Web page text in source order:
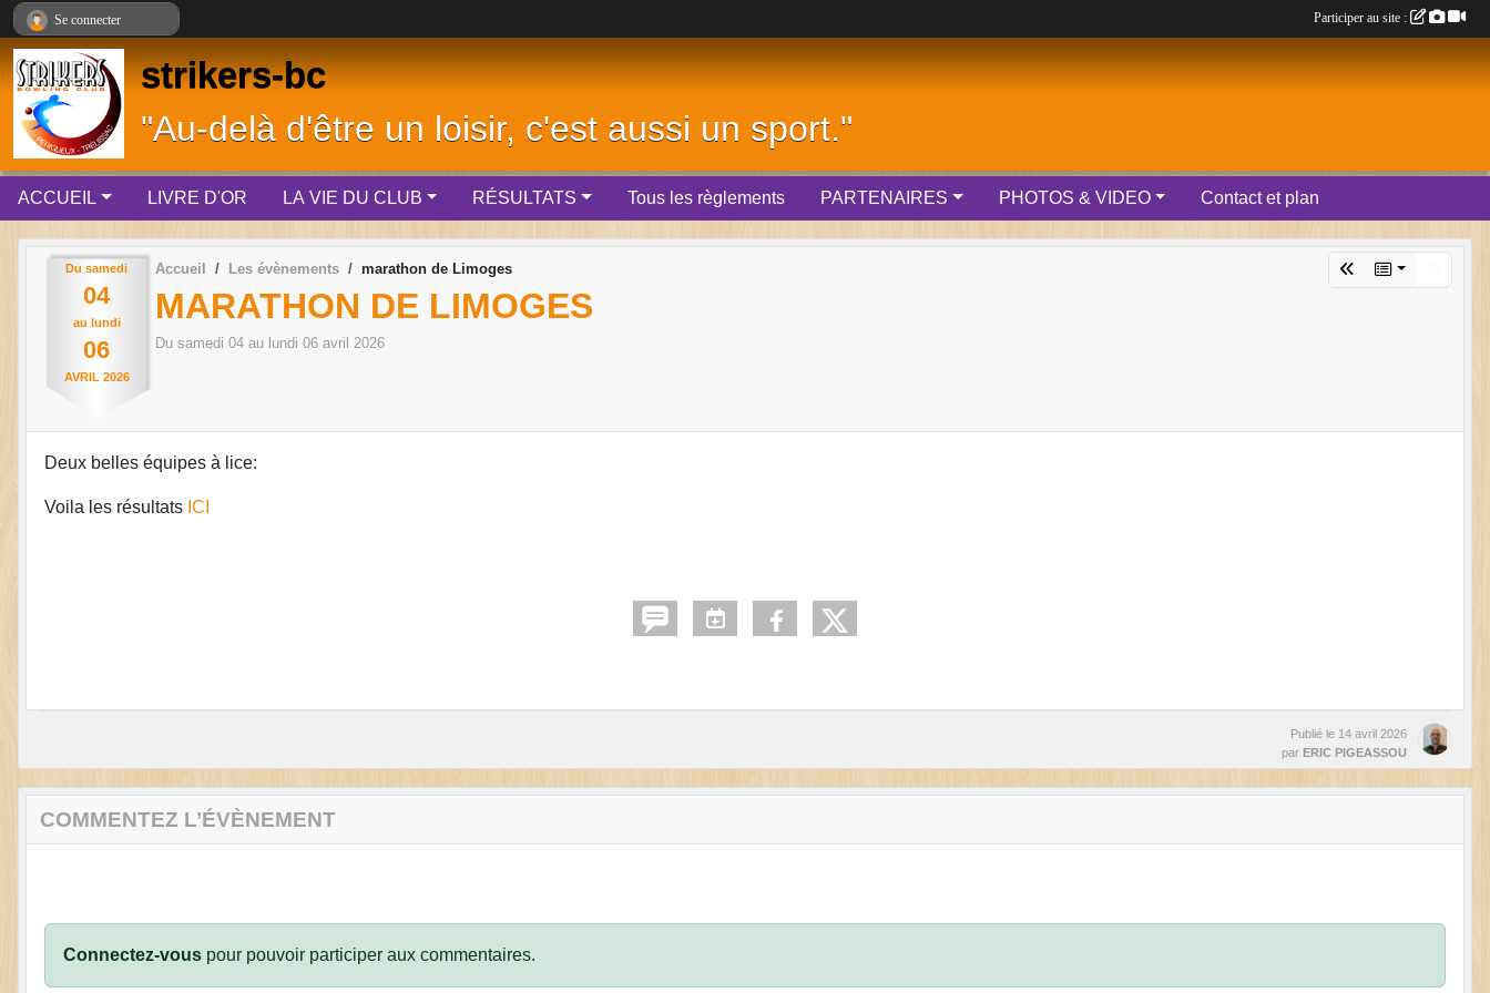
strikers-bc
"Au-delà d'être un loisir, c'est aussi un sport."
ACCUEIL LIVRE D'OR LA VIE DU CLUB RÉSULTATS Tous les règlements PARTENAIRES PHOTOS & VIDEO Contact et plan
Du samedi
04
au lundi
06
AVRIL 2026
Accueil Les évènements marathon de Limoges
MARATHON DE LIMOGES
Du samedi 04 au lundi 06 avril 2026
Deux belles équipes à lice:
Voila les résultats ICI
Publié le 14 avril 2026
par ERIC PIGEASSOU
COMMENTEZ L’ÉVÈNEMENT
Connectez-vous pour pouvoir participer aux commentaires.
Se connecter Participer au site :
Panneau de gestion des cookies